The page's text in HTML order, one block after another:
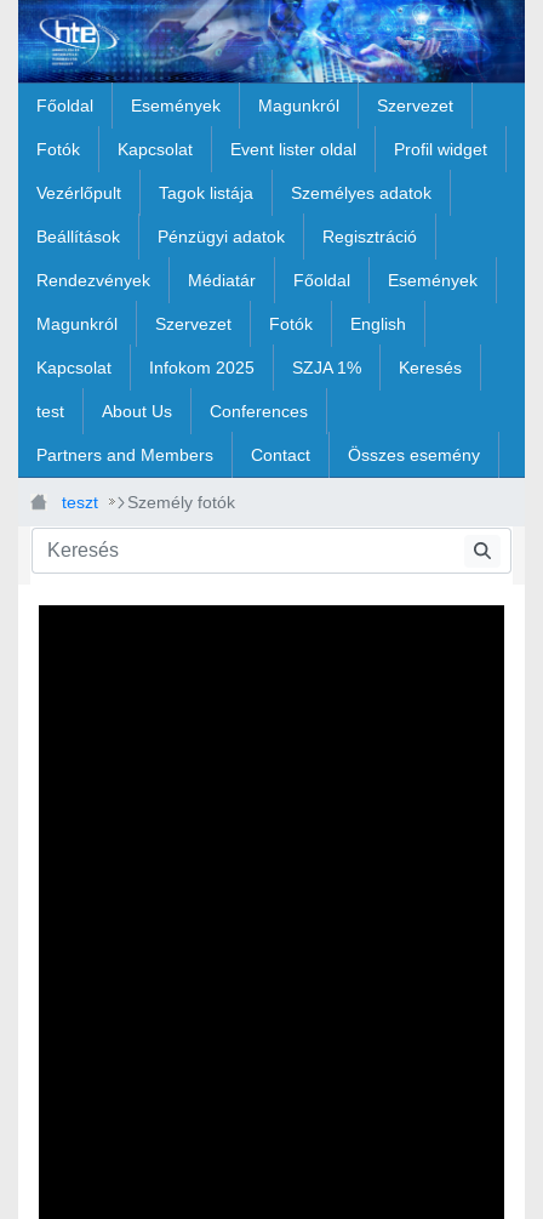
Ugrás a fő tartalomhoz
Főoldal Események Magunkról Szervezet
Fotók Kapcsolat Event lister oldal Profil widget
Vezérlőpult Tagok listája Személyes adatok
Beállítások Pénzügyi adatok Regisztráció
Rendezvények Médiatár Főoldal Események
Magunkról Szervezet Fotók English
Kapcsolat Infokom 2025 SZJA 1% Keresés
test About Us Conferences
Partners and Members Contact Összes esemény
teszt Személy fotók